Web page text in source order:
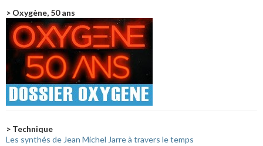
> Oxygène, 50 ans
> Technique
Les synthés de Jean Michel Jarre à travers le temps